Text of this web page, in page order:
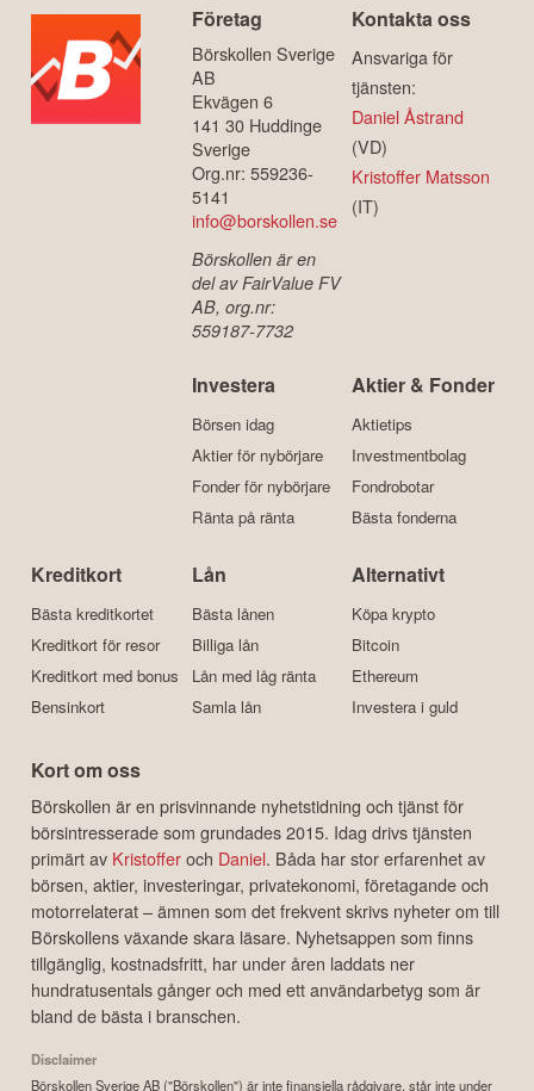
Företag
Börskollen Sverige
AB
Ekvägen 6
141 30 Huddinge
Sverige
Org.nr: 559236-
5141
info@borskollen.se
Börskollen är en
del av FairValue FV
AB, org.nr:
559187-7732
Kontakta oss
Ansvariga för
tjänsten:
Daniel Åstrand
(VD)
Kristoffer Matsson
(IT)
Investera
Börsen idag
Aktier för nybörjare
Fonder för nybörjare
Ränta på ränta
Aktier & Fonder
Aktietips
Investmentbolag
Fondrobotar
Bästa fonderna
Kreditkort
Bästa kreditkortet
Kreditkort för resor
Kreditkort med bonus
Bensinkort
Lån
Bästa lånen
Billiga lån
Lån med låg ränta
Samla lån
Alternativt
Köpa krypto
Bitcoin
Ethereum
Investera i guld
Kort om oss
Börskollen är en prisvinnande nyhetstidning och tjänst för
börsintresserade som grundades 2015. Idag drivs tjänsten
primärt av Kristofferoch Daniel. Båda har stor erfarenhet av
börsen, aktier, investeringar, privatekonomi, företagande och
motorrelaterat – ämnen som det frekvent skrivs nyheter om till
Börskollens växande skara läsare. Nyhetsappen som finns
tillgänglig, kostnadsfritt, har under åren laddats ner
hundratusentals gånger och med ett användarbetyg som är
bland de bästa i branschen.
Disclaimer
Börskollen Sverige AB ("Börskollen") är inte finansiella rådgivare, står inte under